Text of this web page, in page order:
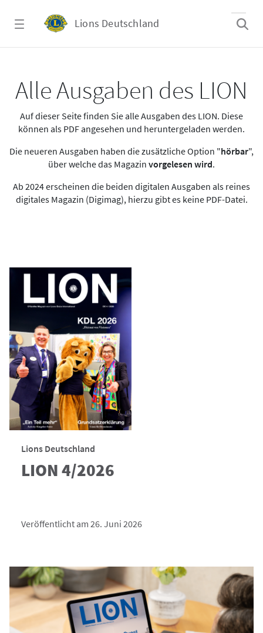
Lions Deutschland
Alle Ausgaben des LION
Auf dieser Seite finden Sie alle Ausgaben des LION. Diese
können als PDF angesehen und heruntergeladen werden.
Die neueren Ausgaben haben die zusätzliche Option "hörbar",
über welche das Magazin vorgelesen wird.
Ab 2024 erscheinen die beiden digitalen Ausgaben als reines
digitales Magazin (Digimag), hierzu gibt es keine PDF-Datei.
Lions Deutschland
LION 4/2026
Veröffentlicht am 26. Juni 2026